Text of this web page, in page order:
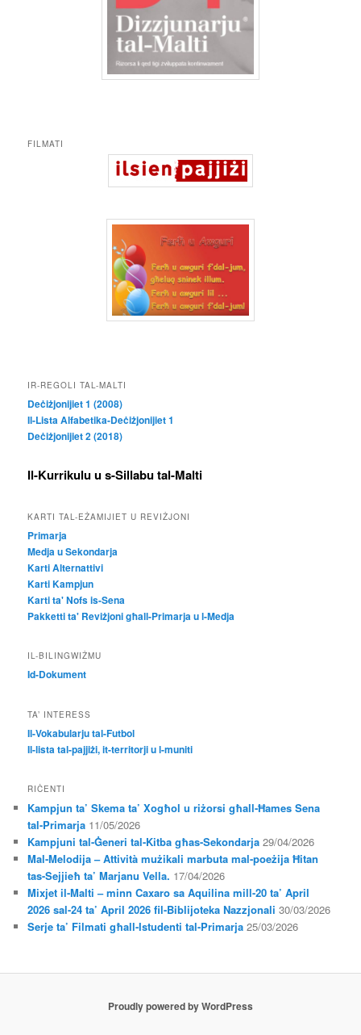
FILMATI
IR-REGOLI TAL-MALTI
Deċiżjonijiet 1 (2008)
Il-Lista Alfabetika-Deċiżjonijiet 1
Deċiżjonijiet 2 (2018)
Il-Kurrikulu u s-Sillabu tal-Malti
KARTI TAL-EŻAMIJIET U REVIŻJONI
Primarja
Medja u Sekondarja
Karti Alternattivi
Karti Kampjun
Karti ta' Nofs is-Sena
Pakketti ta' Reviżjoni għall-Primarja u l-Medja
IL-BILINGWIŻMU
Id-Dokument
TA’ INTERESS
Il-Vokabularju tal-Futbol
Il-lista tal-pajjiżi, it-territorji u l-muniti
RIĊENTI
Kampjun ta’ Skema ta’ Xogħol u riżorsi għall-Ħames Sena
tal-Primarja 11/05/2026
Kampjuni tal-Ġeneri tal-Kitba għas-Sekondarja 29/04/2026
Mal-Melodija – Attività mużikali marbuta mal-poeżija Ħitan
tas-Sejjieħ ta’ Marjanu Vella. 17/04/2026
Mixjet il-Malti – minn Caxaro sa Aquilina mill-20 ta’ April
2026 sal-24 ta’ April 2026 fil-Biblijoteka Nazzjonali 30/03/2026
Serje ta’ Filmati għall-Istudenti tal-Primarja 25/03/2026
Proudly powered by WordPress